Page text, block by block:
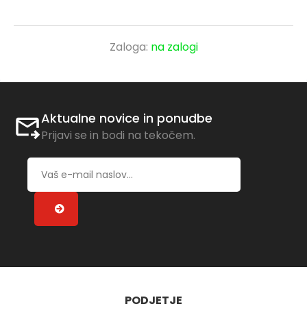
Zaloga: na zalogi
Aktualne novice in ponudbe
Prijavi se in bodi na tekočem.
PODJETJE